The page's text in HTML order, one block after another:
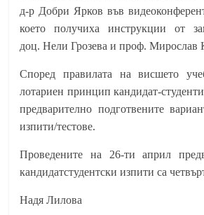
д-р Добри Ярков във
което получиха инструкции от
доц. Нели Грозева и проф. Мирослав
Според правилата на висшето
лотариен принцип кандидат-
предварително подготвените
изпити/тестове.
Проведените на 26-ти април
кандидатстудентски изпити са
Надя Лилова